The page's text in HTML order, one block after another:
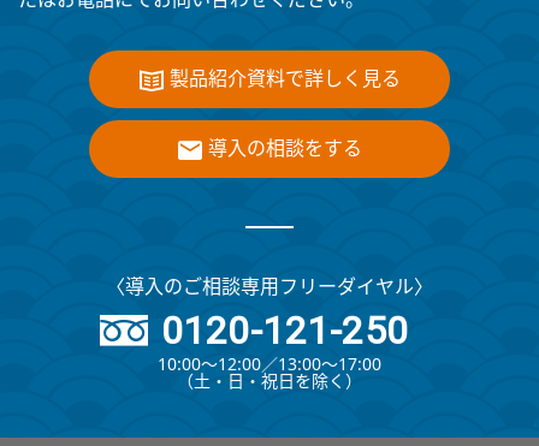
製品紹介資料で詳しく見る
導入の相談をする
〈導入のご相談専用フリーダイヤル〉
0120-121-250
10:00～12:00∕13:00～17:00
（⼟・⽇・祝⽇を除く）